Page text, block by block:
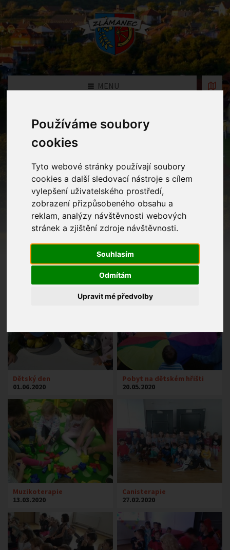
Používáme soubory
cookies
Tyto webové stránky používají soubory
cookies a další sledovací nástroje s cílem
vylepšení uživatelského prostředí,
zobrazení přizpůsobeného obsahu a
reklam, analýzy návštěvnosti webových
stránek a zjištění zdroje návštěvnosti.
Souhlasím
Odmítám
Upravit mé předvolby
MENU
Fotogalerie MŠ
Dětský den
01.06.2020
Pobyt na dětském hřišti
20.05.2020
Muzikoterapie
13.03.2020
Canisterapie
27.02.2020